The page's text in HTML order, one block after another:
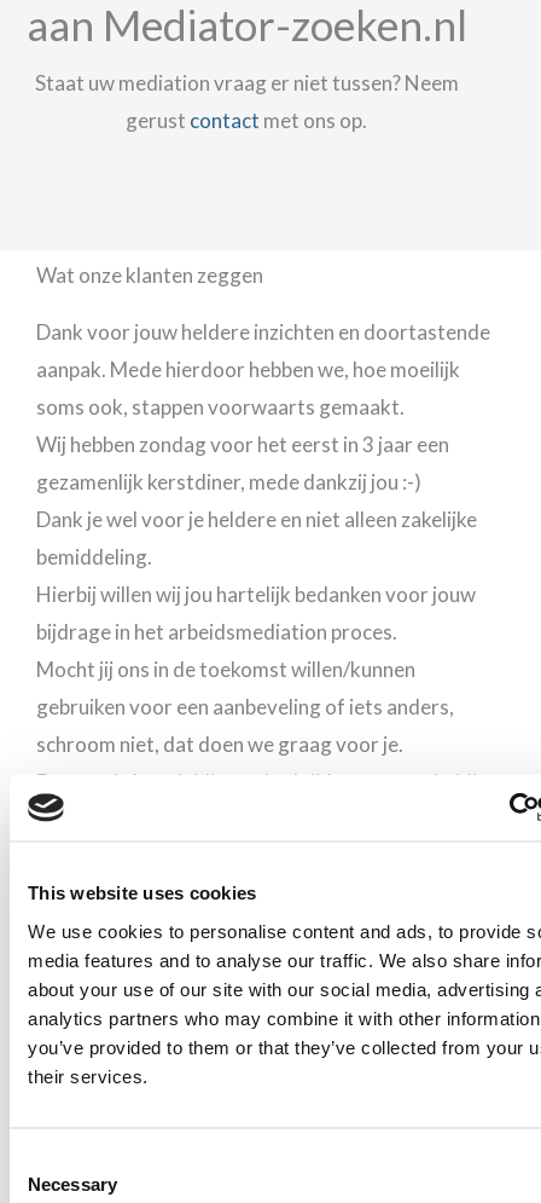
This website uses cookies
We use cookies to personalise content and ads, to provide
media features and to analyse our traffic. We also share
about your use of our site with our social media, advertising
analytics partners who may combine it with other
you’ve provided to them or that they’ve collected from your
their services.
Selection
Necessary
aan Mediator-zoeken.nl
Staat uw mediation vraag er niet tussen? Neem
gerust contact met ons op.
Wat onze klanten zeggen
Dank voor jouw heldere inzichten en doortastende
aanpak. Mede hierdoor hebben we, hoe moeilijk
soms ook, stappen voorwaarts gemaakt.
Wij hebben zondag voor het eerst in 3 jaar een
gezamenlijk kerstdiner, mede dankzij jou :-)
Dank je wel voor je heldere en niet alleen zakelijke
bemiddeling.
Hierbij willen wij jou hartelijk bedanken voor jouw
bijdrage in het arbeidsmediation proces.
Mocht jij ons in de toekomst willen/kunnen
gebruiken voor een aanbeveling of iets anders,
schroom niet, dat doen we graag voor je.
Erg goede begeleiding gehad tijdens onze scheiding.
Er werd de tijd genomen om op een vriendelijke en
Rust, duidelijkheid en ruimte om alles te kunnen
delen. Zeer professioneel.
Zakelijk en met genoeg gevoel.
Dank voor jouw heldere inzichten en doortastende
aanpak. Mede hierdoor hebben we, hoe moeilijk
soms ook, stappen voorwaarts gemaakt.
Mooi hoe jij dingen opvangt en opneemt van